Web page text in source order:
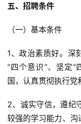
五、招聘条件
（一）基本条件
1、政治素质好。深
“四个意识”、坚定“
国，认真贯彻执行党
2、诚实守信，遵纪
较强的学习能力、